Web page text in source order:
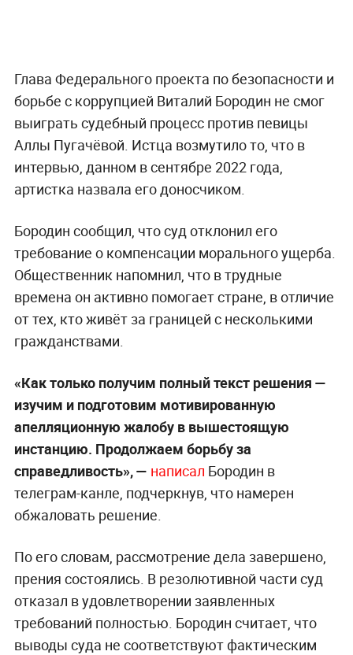
Глава Федерального проекта по безопасности и
борьбе с коррупцией Виталий Бородин не смог
выиграть судебный процесс против певицы
Аллы Пугачёвой. Истца возмутило то, что в
интервью, данном в сентябре 2022 года,
артистка назвала его доносчиком.
Бородин сообщил, что суд отклонил его
требование о компенсации морального ущерба.
Общественник напомнил, что в трудные
времена он активно помогает стране, в отличие
от тех, кто живёт за границей с несколькими
гражданствами.
«Как только получим полный текст решения —
изучим и подготовим мотивированную
апелляционную жалобу в вышестоящую
инстанцию. Продолжаем борьбу за
справедливость», — написал Бородин в
телеграм-канле, подчеркнув, что намерен
обжаловать решение.
По его словам, рассмотрение дела завершено,
прения состоялись. В резолютивной части суд
отказал в удовлетворении заявленных
требований полностью. Бородин считает, что
выводы суда не соответствуют фактическим